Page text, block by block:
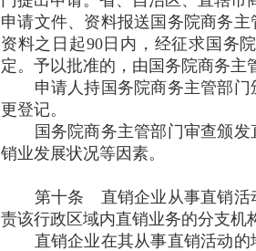
申请文件、资料报送国务院商务
资料之日起90日内，经征求国务
定。予以批准的，由国务院商务主
申请人持国务院商务主管部门
更登记。
国务院商务主管部门审查颁发
销业发展状况等因素。
第十条 直销企业从事直销活动
责该行政区域内直销业务的分支机
直销企业在其从事直销活动的